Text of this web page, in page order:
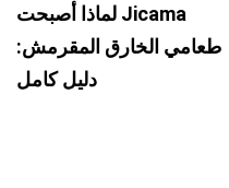
لماذا أصبحت Jicama
طعامي الخارق المقرمش:
دليل كامل